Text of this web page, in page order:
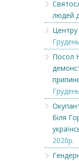
людей
Центру
Посол
біля
2020р.